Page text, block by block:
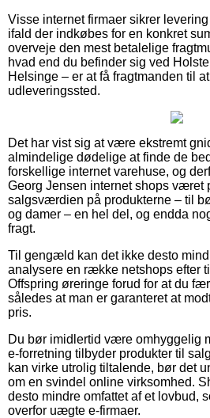
Visse internet firmaer sikrer
ifald der indkøbes for en konkret
overveje den mest betalelige
hvad end du befinder sig ved
Helsinge – er at få fragtmanden til
udleveringssted.
Det har vist sig at være ekstremt
almindelige dødelige at finde de
forskellige internet varehuse, og
Georg Jensen internet shops været
salgsværdien på produkterne – til
og damer – en hel del, og endda
fragt.
Til gengæld kan det ikke desto
analysere en række netshops efter
Offspring øreringe forud for at du
således at man er garanteret at
pris.
Du bør imidlertid være omhyggelig
e-forretning tilbyder produkter til
kan virke utrolig tiltalende, bør det
om en svindel online virksomhed.
desto mindre omfattet af et lovbud,
overfor uægte e-firmaer.